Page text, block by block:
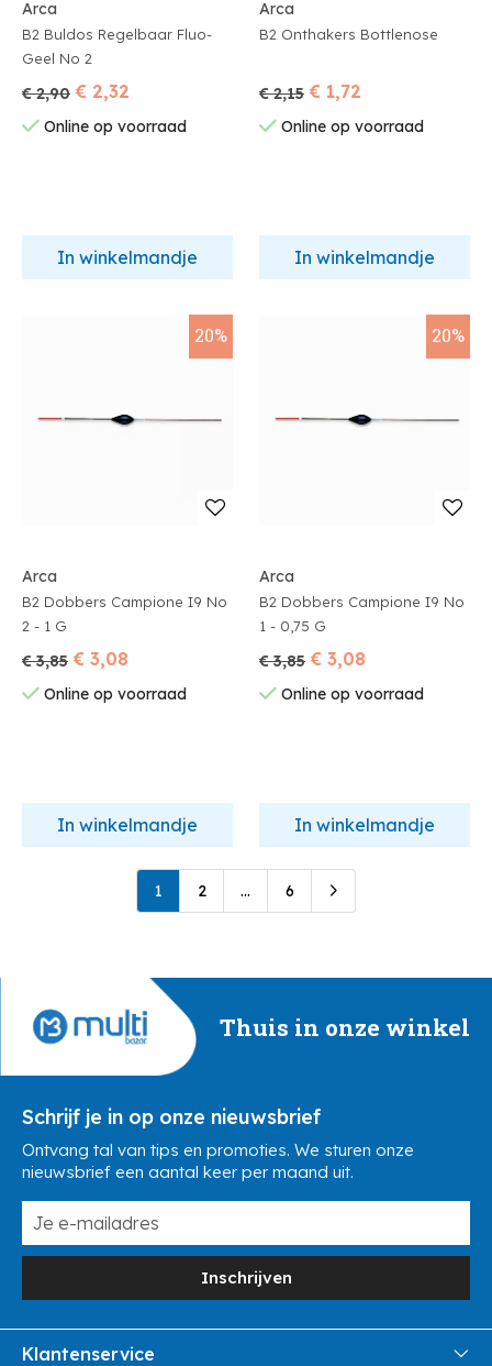
Arca
B2 Buldos Regelbaar Fluo-
Geel No 2
€ 2,90 € 2,32
Online op voorraad
In winkelmandje
Arca
B2 Onthakers Bottlenose
€ 2,15 € 1,72
Online op voorraad
In winkelmandje
20%
Arca
B2 Dobbers Campione I9 No
2 - 1 G
€ 3,85 € 3,08
Online op voorraad
In winkelmandje
20%
Arca
B2 Dobbers Campione I9 No
1 - 0,75 G
€ 3,85 € 3,08
Online op voorraad
In winkelmandje
1 2 ... 6
Thuis in onze winkel
Schrijf je in op onze nieuwsbrief
Ontvang tal van tips en promoties. We sturen onze
nieuwsbrief een aantal keer per maand uit.
Inschrijven
Klantenservice